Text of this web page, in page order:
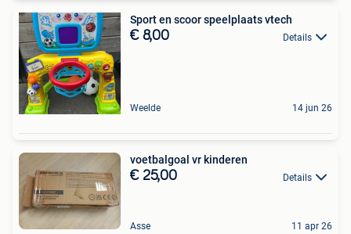
Sport en scoor speelplaats vtech
€ 8,00 Details
Weelde 14 jun 26
voetbalgoal vr kinderen
€ 25,00 Details
Asse 11 apr 26